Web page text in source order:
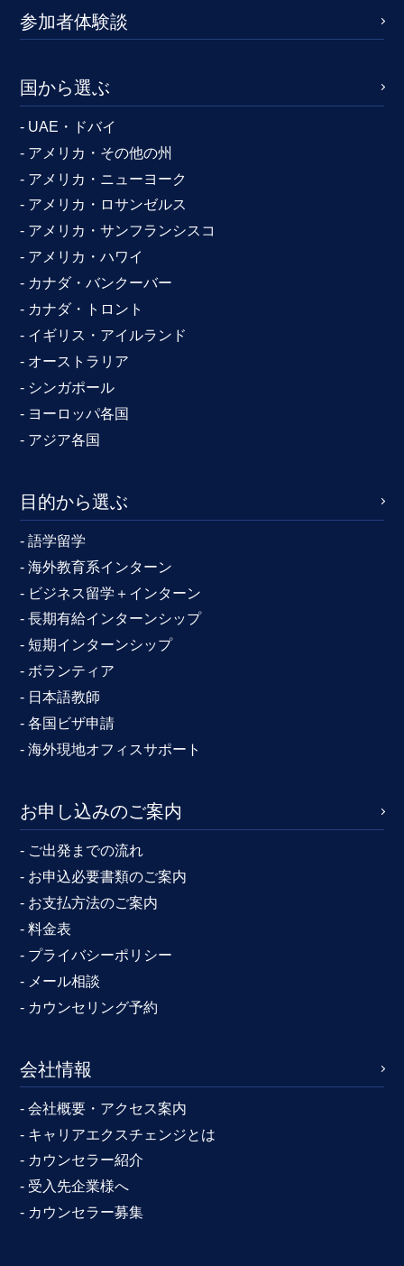
参加者体験談
国から選ぶ
- UAE・ドバイ
- アメリカ・その他の州
- アメリカ・ニューヨーク
- アメリカ・ロサンゼルス
- アメリカ・サンフランシスコ
- アメリカ・ハワイ
- カナダ・バンクーバー
- カナダ・トロント
- イギリス・アイルランド
- オーストラリア
- シンガポール
- ヨーロッパ各国
- アジア各国
目的から選ぶ
- 語学留学
- 海外教育系インターン
- ビジネス留学＋インターン
- 長期有給インターンシップ
- 短期インターンシップ
- ボランティア
- 日本語教師
- 各国ビザ申請
- 海外現地オフィスサポート
お申し込みのご案内
- ご出発までの流れ
- お申込必要書類のご案内
- お支払方法のご案内
- 料金表
- プライバシーポリシー
- メール相談
- カウンセリング予約
会社情報
- 会社概要・アクセス案内
- キャリアエクスチェンジとは
- カウンセラー紹介
- 受入先企業様へ
- カウンセラー募集